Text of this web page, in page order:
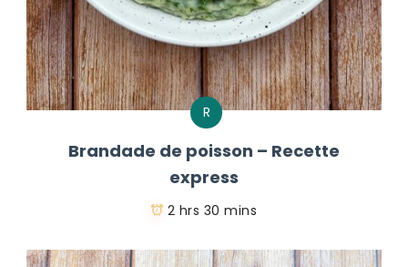
R
Brandade de poisson – Recette
express
2 hrs 30 mins